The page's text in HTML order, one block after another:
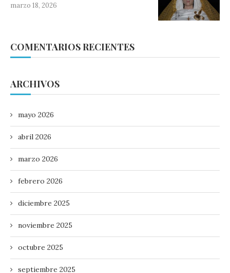
marzo 18, 2026
COMENTARIOS RECIENTES
ARCHIVOS
mayo 2026
abril 2026
marzo 2026
febrero 2026
diciembre 2025
noviembre 2025
octubre 2025
septiembre 2025